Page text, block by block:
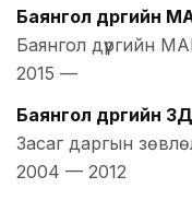
Баянгол дүүргийн
Баянгол дүүргийн
2015 —
Баянгол дүүргийн
Засаг даргын
2004 — 2012